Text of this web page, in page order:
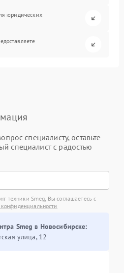
юридических
специалисту, оставьте
специалист с радостью
техники Smeg, Вы соглашаетесь с
Smeg в Новосибирске:
улица, 12